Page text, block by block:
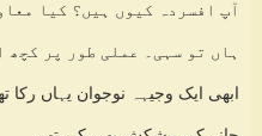
آپ افسردہ کیوں ہیں؟ کیا
ہاں تو سہی۔ عملی طور پر کچھ
ابھی ایک وجیہہ نوجوان یہاں رکا